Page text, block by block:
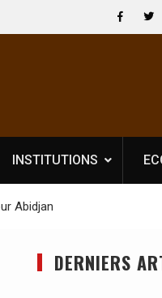
se
[France-
souveraineté
INSTITUTIONS
Abidjan
DERNIERS